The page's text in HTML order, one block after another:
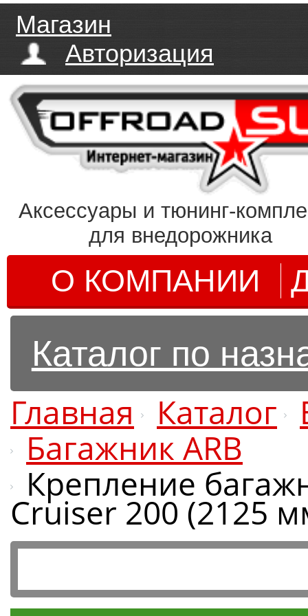
Магазин
Авторизация
Аксессуары и тюнинг-
для внедорожника
О КОМПАНИИ
Каталог по
Главная Каталог
Багажник ARB
Крепление
Cruiser 200 (2125